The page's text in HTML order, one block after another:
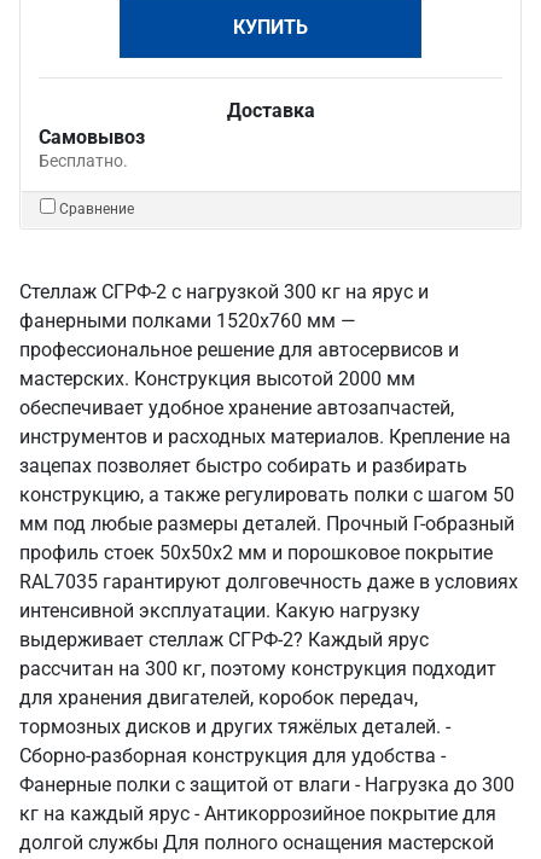
КУПИТЬ
Доставка
Самовывоз
Бесплатно.
Сравнение
Стеллаж СГРФ-2 с нагрузкой 300 кг на ярус и
фанерными полками 1520х760 мм —
профессиональное решение для автосервисов и
мастерских. Конструкция высотой 2000 мм
обеспечивает удобное хранение автозапчастей,
инструментов и расходных материалов. Крепление на
зацепах позволяет быстро собирать и разбирать
конструкцию, а также регулировать полки с шагом 50
мм под любые размеры деталей. Прочный Г-образный
профиль стоек 50х50х2 мм и порошковое покрытие
RAL7035 гарантируют долговечность даже в условиях
интенсивной эксплуатации. Какую нагрузку
выдерживает стеллаж СГРФ-2? Каждый ярус
рассчитан на 300 кг, поэтому конструкция подходит
для хранения двигателей, коробок передач,
тормозных дисков и других тяжёлых деталей. -
Сборно-разборная конструкция для удобства -
Фанерные полки с защитой от влаги - Нагрузка до 300
кг на каждый ярус - Антикоррозийное покрытие для
долгой службы Для полного оснащения мастерской